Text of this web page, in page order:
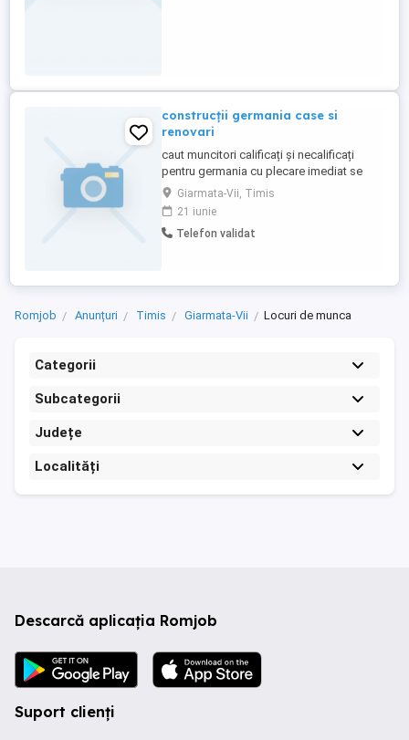
construcții germania case si
renovari
caut muncitori calificați și necalificați
pentru germania cu plecare imediat se
oferă cazare și transport la lucru salar
necalificat incepand de la 12 și calificat de
14 informați la telefon pentru cei interesati
mihai
Giarmata-Vii, Timis
21 iunie
Telefon validat
Romjob Anunțuri Timis Giarmata-Vii Locuri de munca
Categorii
Subcategorii
Județe
Localități
Descarcă aplicația Romjob
Suport clienți